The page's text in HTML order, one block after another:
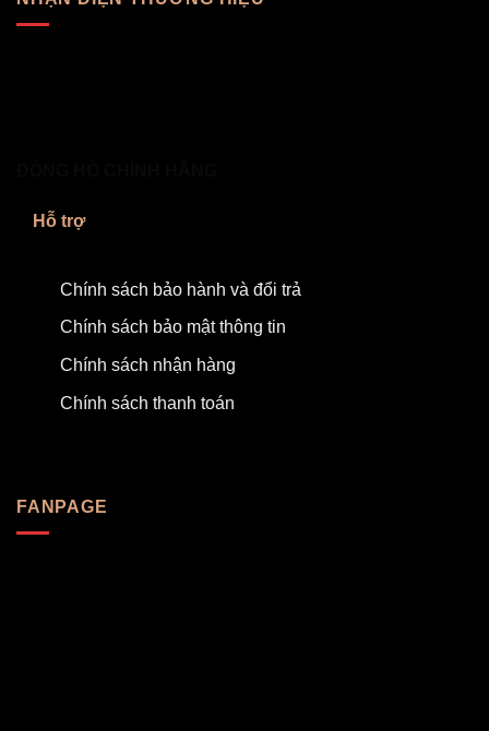
Hỗ trợ
Chính sách bảo hành và đổi trả
Chính sách bảo mật thông tin
Chính sách nhận hàng
Chính sách thanh toán
FANPAGE